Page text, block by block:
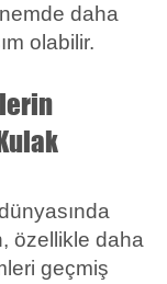
daha
olabilir.
özellikle daha
geçmiş